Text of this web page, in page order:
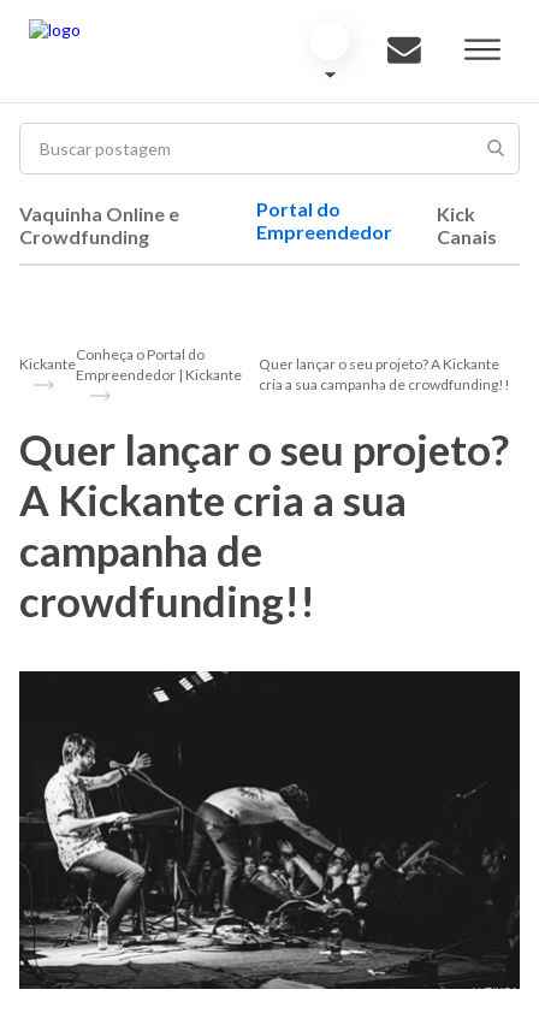
Vaquinha Online e
Crowdfunding
Portal do
Empreendedor
Kick
Canais
Kickante
Conheça o Portal do
Empreendedor | Kickante
Quer lançar o seu projeto? A Kickante
cria a sua campanha de crowdfunding!!
Quer lançar o seu projeto?
A Kickante cria a sua
campanha de
crowdfunding!!